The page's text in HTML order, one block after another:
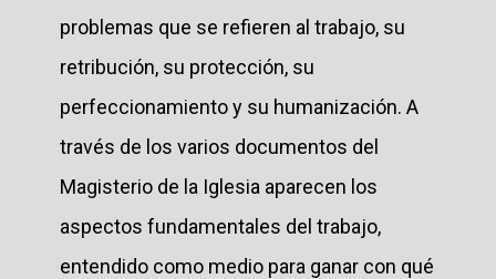
problemas que se refieren al trabajo, su
retribución, su protección, su
perfeccionamiento y su humanización. A
través de los varios documentos del
Magisterio de la Iglesia aparecen los
aspectos fundamentales del trabajo,
entendido como medio para ganar con qué